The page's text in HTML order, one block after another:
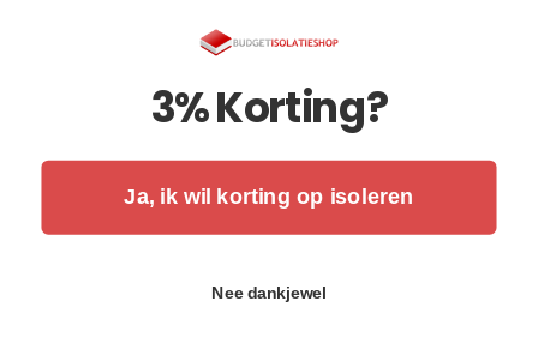
BTW NL: NL852480477B01
Abonneren
3% Korting?
Ja, ik wil korting op isoleren
Nee dankjewel